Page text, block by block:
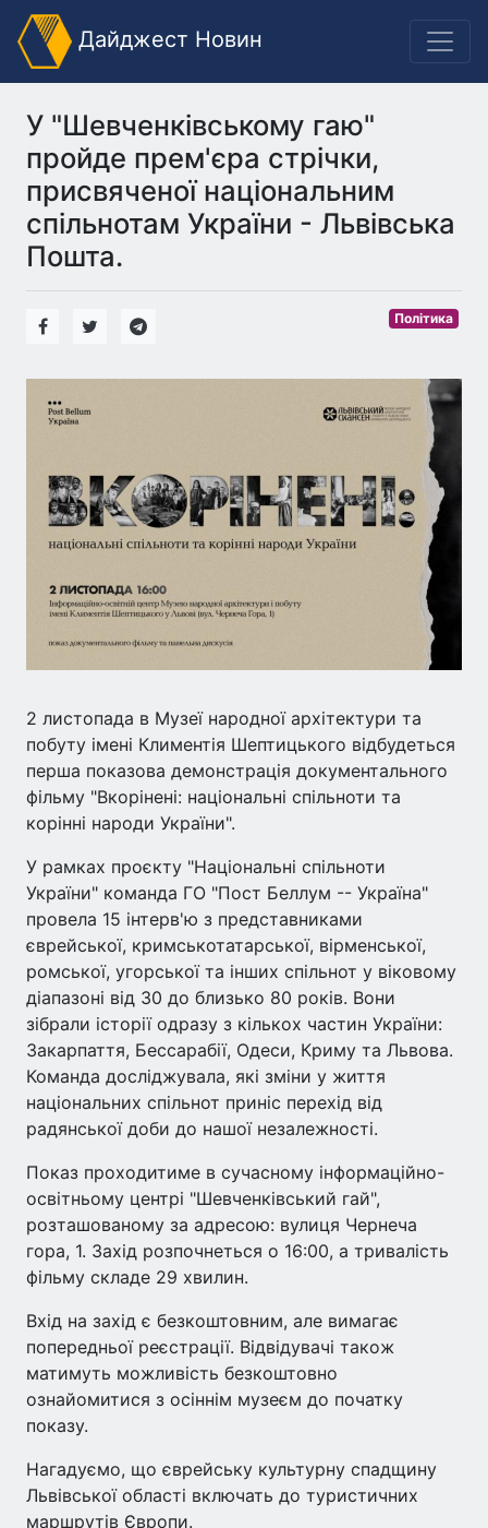
Дайджест Новин
У "Шевченківському гаю"
пройде прем'єра стрічки,
присвяченої національним
спільнотам України - Львівська
Пошта.
Політика
2 листопада в Музеї народної архітектури та
побуту імені Климентія Шептицького відбудеться
перша показова демонстрація документального
фільму "Вкорінені: національні спільноти та
корінні народи України".
У рамках проєкту "Національні спільноти
України" команда ГО "Пост Беллум -- Україна"
провела 15 інтерв'ю з представниками
єврейської, кримськотатарської, вірменської,
ромської, угорської та інших спільнот у віковому
діапазоні від 30 до близько 80 років. Вони
зібрали історії одразу з кількох частин України:
Закарпаття, Бессарабії, Одеси, Криму та Львова.
Команда досліджувала, які зміни у життя
національних спільнот приніс перехід від
радянської доби до нашої незалежності.
Показ проходитиме в сучасному інформаційно-
освітньому центрі "Шевченківський гай",
розташованому за адресою: вулиця Чернеча
гора, 1. Захід розпочнеться о 16:00, а тривалість
фільму складе 29 хвилин.
Вхід на захід є безкоштовним, але вимагає
попередньої реєстрації. Відвідувачі також
матимуть можливість безкоштовно
ознайомитися з осіннім музеєм до початку
показу.
Нагадуємо, що єврейську культурну спадщину
Львівської області включать до туристичних
маршрутів Європи.